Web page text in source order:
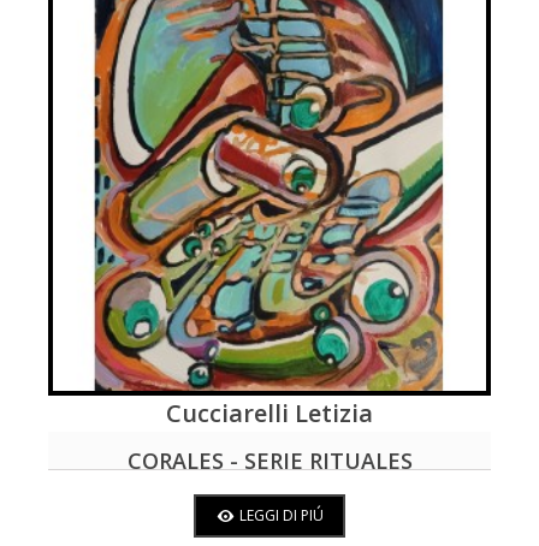
LEGGI DI PIÚ
Cucciarelli Letizia
CORALES - SERIE RITUALES
LEGGI DI PIÚ